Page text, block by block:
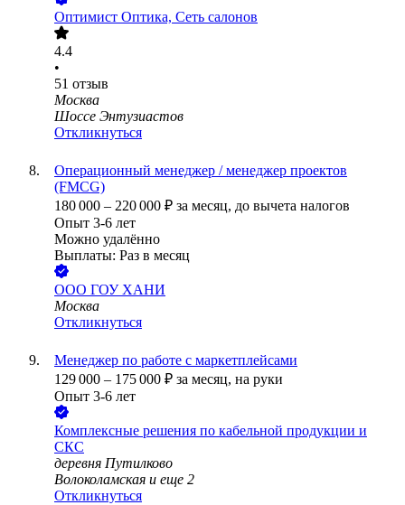
Оптимист Оптика, Сеть салонов
4.4
•
51 отзыв
Москва
Шоссе Энтузиастов
Откликнуться
Операционный менеджер / менеджер проектов
(FMCG)
180 000 – 220 000 ₽ за месяц, до вычета налогов
Опыт 3-6 лет
Можно удалённо
Выплаты: Раз в месяц
ООО ГОУ ХАНИ
Москва
Откликнуться
Менеджер по работе с маркетплейсами
129 000 – 175 000 ₽ за месяц, на руки
Опыт 3-6 лет
Комплексные решения по кабельной продукции и
СКС
деревня Путилково
Волоколамская и еще 2
Откликнуться